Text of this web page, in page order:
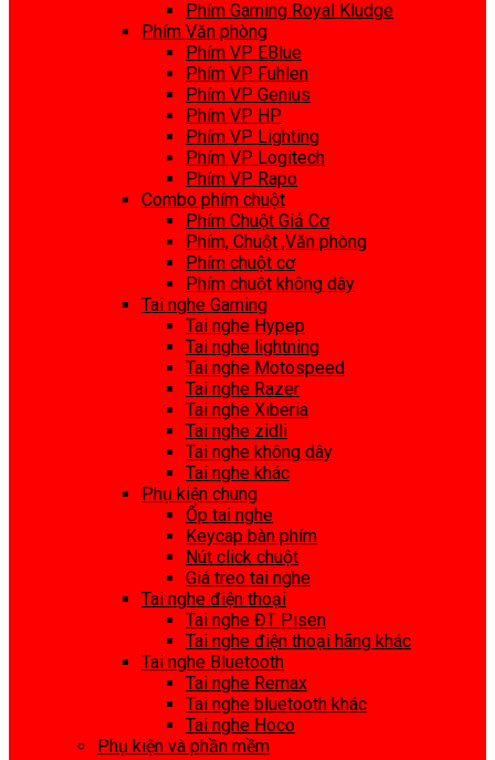
Phím Gaming Royal Kludge
Phím Văn phòng
Phím VP EBlue
Phím VP Fuhlen
Phím VP Genius
Phím VP HP
Phím VP Lighting
Phím VP Logitech
Phím VP Rapo
Combo phím chuột
Phím Chuột Giả Cơ
Phím, Chuột ,Văn phòng
Phím chuột cơ
Phím chuột không dây
Tai nghe Gaming
Tai nghe Hypep
Tai nghe lightning
Tai nghe Motospeed
Tai nghe Razer
Tai nghe Xiberia
Tai nghe zidli
Tai nghe không dây
Tai nghe khác
Phụ kiện chung
Ốp tai nghe
Keycap bàn phím
Nút click chuột
Giá treo tai nghe
Tai nghe điện thoại
Tai nghe ĐT Pisen
Tai nghe điện thoại hãng khác
Tai nghe Bluetooth
Tai nghe Remax
Tai nghe bluetooth khác
Tai nghe Hoco
Phụ kiện và phần mềm